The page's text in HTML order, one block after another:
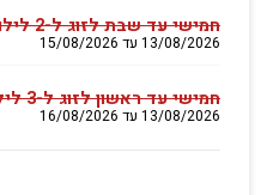
חמישי עד שבת לזוג ל-2 לילות
13/08/2026 עד 15/08/2026
חמישי עד ראשון לזוג ל-3 לילות
13/08/2026 עד 16/08/2026